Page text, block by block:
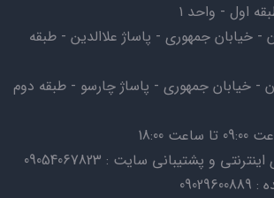
- خیابان جمهوری - پاساژ علاالدین - طبقه
- خیابان جمهوری - پاساژ چارسو - طبقه دوم
و پشتیبانی سایت : 09054067823